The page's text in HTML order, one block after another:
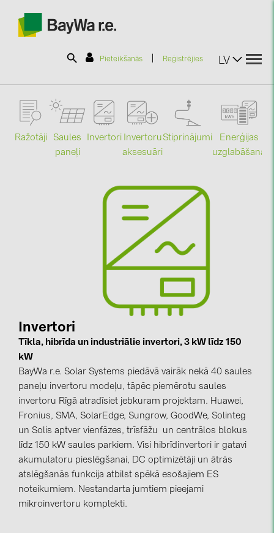
Pieteikšanās Reģistrējies LV
SOLAR-PLANIT
KATEGORIJAS
Saules paneļi (19)
Invertori (105)
Invertoru aksesuāri (84)
Enerģijas uzglabāšana (74)
E-Mobilitāte (19)
Instalācijas (87)
RAŽOTĀJI
ABB (21)
Ražotāji
Saules
paneļi
Invertori Invertoru
aksesuāri
Stiprinājumi
Enerģijas
uzglabāšana
Invertori
Tīkla, hibrīda un industriālie invertori, 3 kW līdz 150
kW
BayWa r.e. Solar Systems piedāvā vairāk nekā 40 saules
paneļu invertoru modeļu, tāpēc piemērotu saules
invertoru Rīgā atradīsiet jebkuram projektam. Huawei,
Fronius, SMA, SolarEdge, Sungrow, GoodWe, Solinteg
un Solis aptver vienfāzes, trīsfāžu un centrālos blokus
līdz 150 kW saules parkiem. Visi hibrīdinvertori ir gatavi
akumulatoru pieslēgšanai, DC optimizētāji un ātrās
atslēgšanās funkcija atbilst spēkā esošajiem ES
noteikumiem. Nestandarta jumtiem pieejami
mikroinvertoru komplekti.